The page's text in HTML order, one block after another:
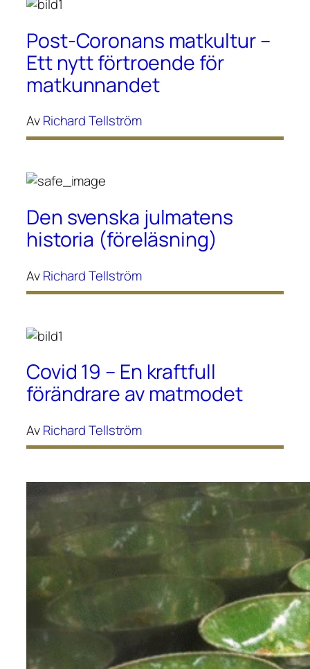
Post-Coronans matkultur –
Ett nytt förtroende för
matkunnandet
AvRichard Tellström
Den svenska julmatens
historia (föreläsning)
AvRichard Tellström
Covid 19 – En kraftfull
förändrare av matmodet
AvRichard Tellström